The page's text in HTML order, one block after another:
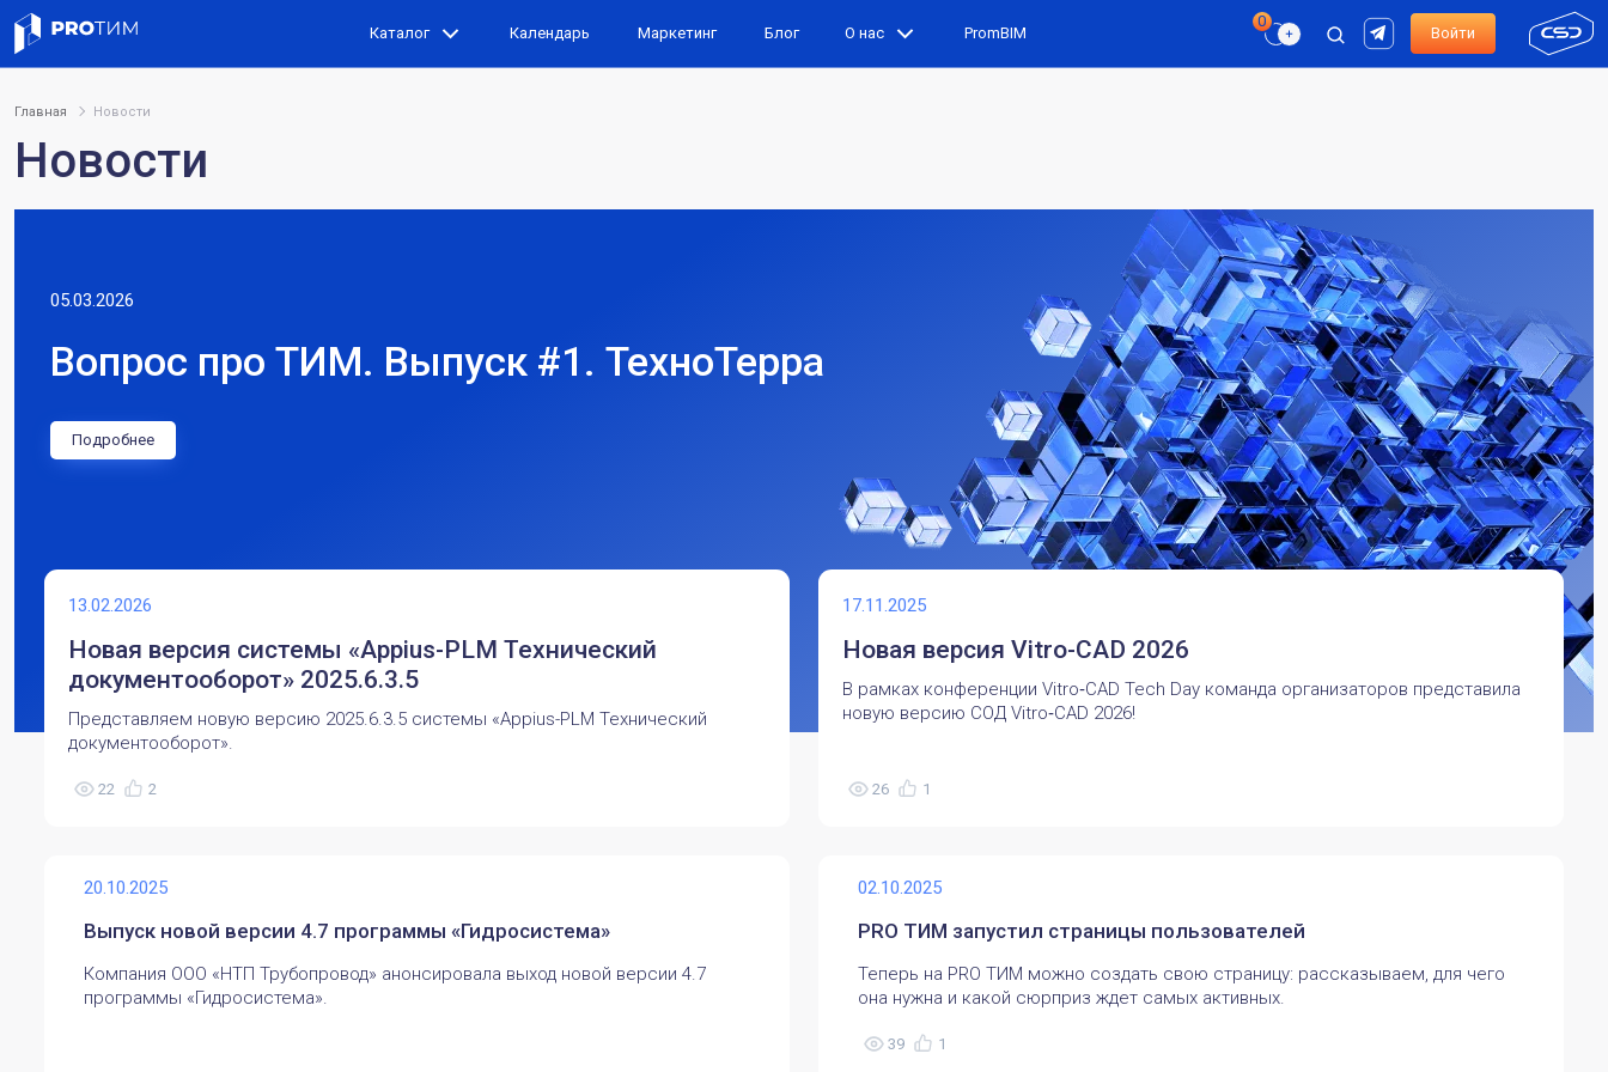
Каталог Календарь Маркетинг Блог О нас PromBIM Войти
Главная Новости
Новости
05.03.2026
Вопрос про ТИМ. Выпуск #1. ТехноТерра
Подробнее
13.02.2026
Новая версия системы «Appius-PLM Технический
документооборот» 2025.6.3.5
Представляем новую версию 2025.6.3.5 системы «Appius-PLM Технический
документооборот».
22 2
17.11.2025
Новая версия Vitro-CAD 2026
В рамках конференции Vitro‑CAD Tech Day команда организаторов представила
новую версию СОД Vitro‑CAD 2026!
26 1
20.10.2025
Выпуск новой версии 4.7 программы «Гидросистема»
Компания ООО «НТП Трубопровод» анонсировала выход новой версии 4.7
программы «Гидросистема».
02.10.2025
PRO ТИМ запустил страницы пользователей
Теперь на PRO ТИМ можно создать свою страницу: рассказываем, для чего
она нужна и какой сюрприз ждет самых активных.
39 1